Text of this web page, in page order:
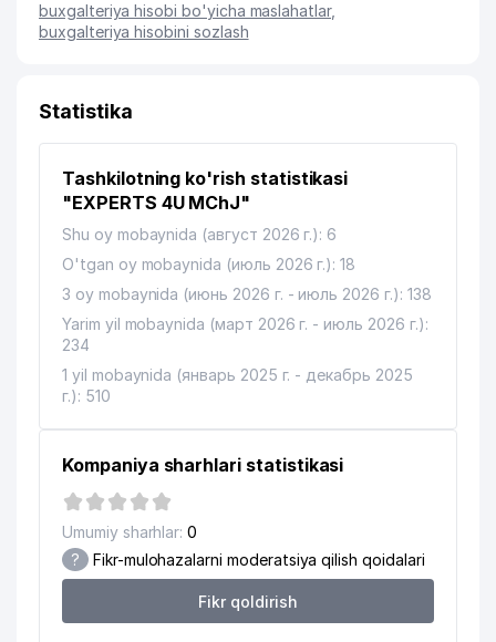
buxgalteriya hisobi bo'yicha maslahatlar,
buxgalteriya hisobini sozlash
Statistika
Tashkilotning ko'rish statistikasi
"EXPERTS 4U MChJ"
Shu oy mobaynida (август 2026 г.): 6
O'tgan oy mobaynida (июль 2026 г.): 18
3 oy mobaynida (июнь 2026 г. - июль 2026 г.): 138
Yarim yil mobaynida (март 2026 г. - июль 2026 г.):
234
1 yil mobaynida (январь 2025 г. - декабрь 2025
г.): 510
Kompaniya sharhlari statistikasi
Umumiy sharhlar: 0
? Fikr-mulohazalarni moderatsiya qilish qoidalari
Fikr qoldirish